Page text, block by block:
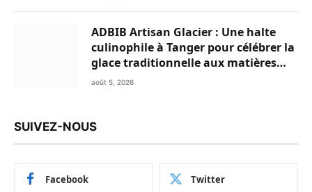
ADBIB Artisan Glacier : Une halte
culinophile à Tanger pour célébrer la
glace traditionnelle aux matières
premières de choix
août 5, 2026
SUIVEZ-NOUS
Facebook Twitter